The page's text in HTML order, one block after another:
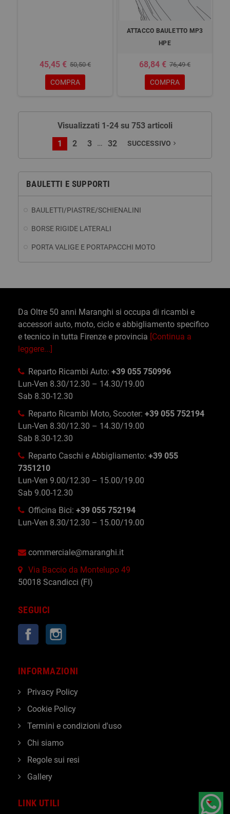
BAULETTI E SUPPORTI
BAULETTI/PIASTRE/SCHIENALINI
BORSE RIGIDE LATERALI
PORTA VALIGE E PORTAPACCHI MOTO
45,45 € 50,50 €
COMPRA
ATTACCO BAULETTO MP3
HPE
68,84 € 76,49 €
COMPRA
Visualizzati 1-24 su 753 articoli
1
2 3 … 32 SUCCESSIVO navigate_next
Da Oltre 50 anni Maranghi si occupa di ricambi e
accessori auto, moto, ciclo e abbigliamento specifico
e tecnico in tutta Firenze e provincia [Continua a
leggere...]
Reparto Ricambi Auto: +39 055 750996
Lun-Ven 8.30/12.30 – 14.30/19.00
Sab 8.30-12.30
Reparto Ricambi Moto, Scooter: +39 055 752194
Lun-Ven 8.30/12.30 – 14.30/19.00
Sab 8.30-12.30
Reparto Caschi e Abbigliamento: +39 055
7351210
Lun-Ven 9.00/12.30 – 15.00/19.00
Sab 9.00-12.30
Officina Bici: +39 055 752194
Lun-Ven 8.30/12.30 – 15.00/19.00
commerciale@maranghi.it
Via Baccio da Montelupo 49
50018 Scandicci (FI)
SEGUICI
Facebook
LINK UTILI
INFORMAZIONI
Privacy Policy
Cookie Policy
Termini e condizioni d'uso
Chi siamo
Regole sui resi
Gallery